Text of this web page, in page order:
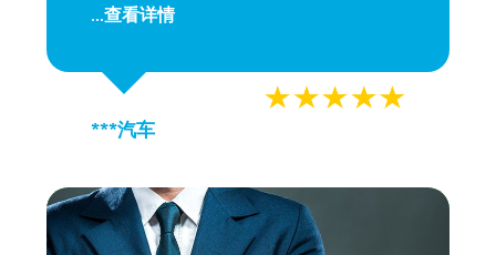
...查看详情
***汽车